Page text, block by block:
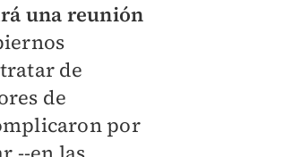
una reunión
de
de
por